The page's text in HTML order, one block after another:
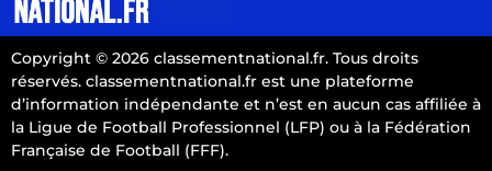
Copyright © 2026 classementnational.fr. Tous droits
réservés. classementnational.fr est une plateforme
d’information indépendante et n’est en aucun cas affiliée à
la Ligue de Football Professionnel (LFP) ou à la Fédération
Française de Football (FFF).